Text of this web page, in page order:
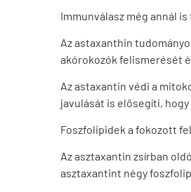
Immunválasz még annál is
Az astaxanthin
akórokozók felismerését
Az astaxantin védi a
javulását is elősegíti,
Foszfolipidek a fokozott
Az asztaxantin zsírban
asztaxantint négy